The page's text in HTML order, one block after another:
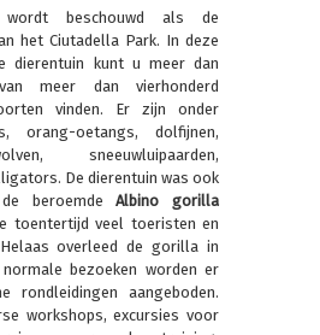
wordt beschouwd als de
het Ciutadella Park. In deze
dierentuin kunt u meer dan
meer dan vierhonderd
vinden. Er zijn onder
orang-oetangs, dolfijnen,
sneeuwluipaarden,
De dierentuin was ook
beroemdeAlbino gorilla
toentertijd veel toeristen en
overleed de gorilla in
bezoeken worden er
rondleidingen aangeboden.
workshops, excursies voor